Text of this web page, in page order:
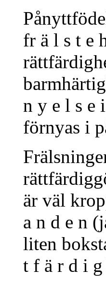
fr ä l s t e
n y e l s e
förnyas i
är väl
a n d e n
liten
t f ä r d i